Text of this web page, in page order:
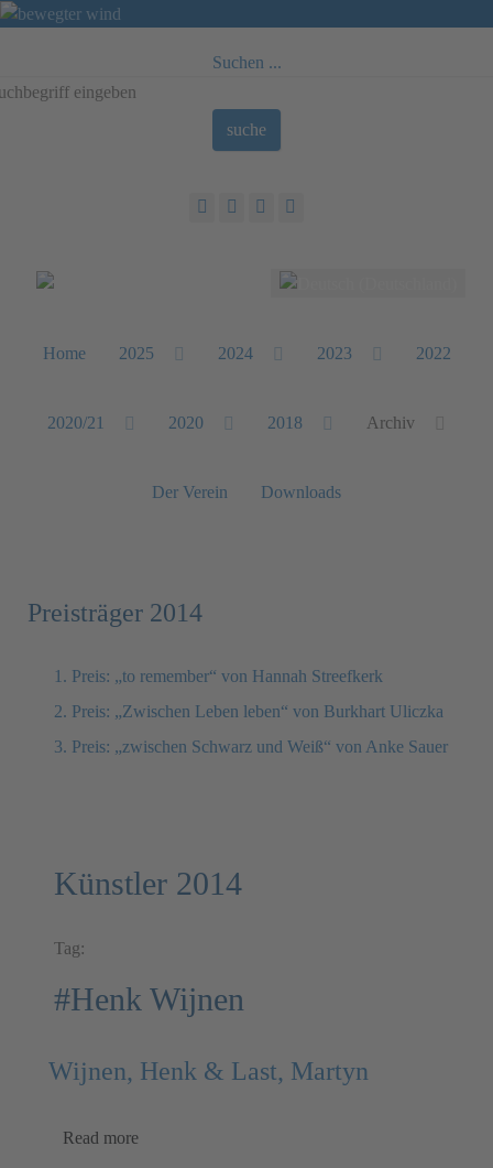
Suchen ...
suche
Sprache auswählen
Home 2025 2024 2023 2022
2020/21 2020 2018 Archiv
Der Verein Downloads
Preisträger 2014
1. Preis: „to remember“ von Hannah Streefkerk
2. Preis: „Zwischen Leben leben“ von Burkhart Uliczka
3. Preis: „zwischen Schwarz und Weiß“ von Anke Sauer
Künstler 2014
Tag:
#Henk Wijnen
Wijnen, Henk & Last, Martyn
Read more